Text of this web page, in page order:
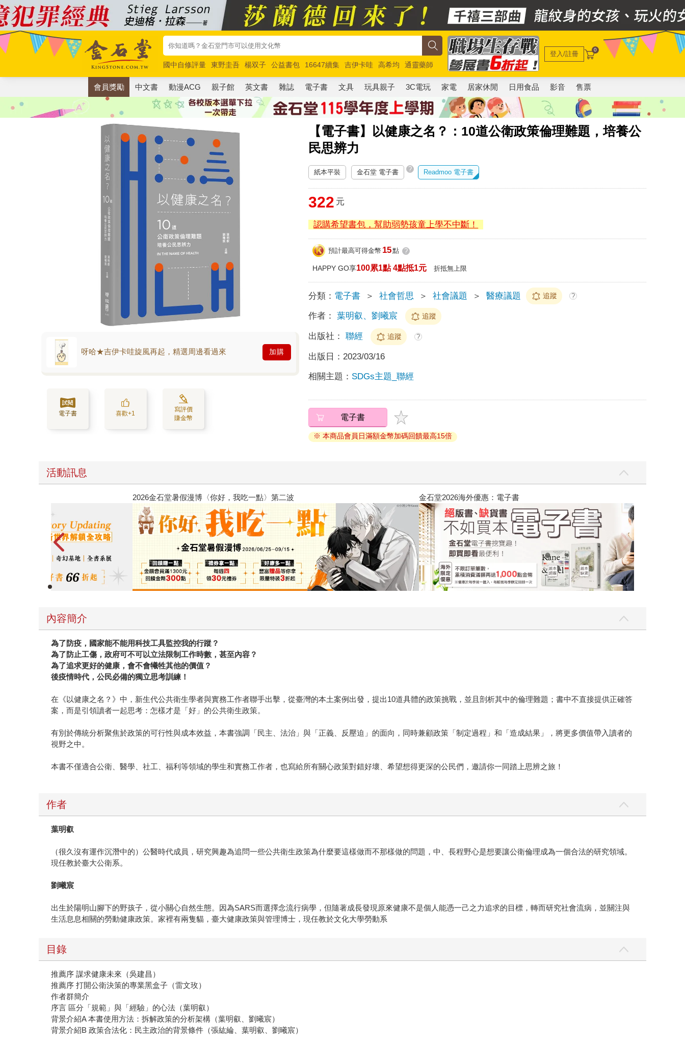
國中自修評量 東野圭吾 楊双子 公益書包 16647續集 吉伊卡哇 高希均
通靈藥師
唯紅花綻放
奧德賽 路邊攤新作 馬斯克 玩具總動員5 超慢跑
登入/註冊 0
會員獎勵 中文書 動漫ACG 親子館 英文書 雜誌 電子書 文具 玩具親子 3C電玩 家電 居家休閒 日用食品 影音 售票
【電子書】以健康之名？：10道公衛政策倫理難題，培養公
民思辨力
呀哈★吉伊卡哇旋風再起，精選周邊看過來 加購
電子書 喜歡+1
寫評價
賺金幣
紙本平裝 金石堂 電子書 ? Readmoo 電子書
322 元
認購希望書包，幫助弱勢孩童上學不中斷！
預計最高可得金幣 15點 ?
HAPPY GO享100累1點 4點抵1元 折抵無上限
分類： 電子書 ＞ 社會哲思 ＞ 社會議題 ＞ 醫療議題 追蹤 ?
作者： 葉明叡、劉曦宸 追蹤
出版社： 聯經 追蹤 ?
出版日： 2023/03/16
相關主題： SDGs主題_聯經
電子書
※ 本商品會員日滿額金幣加碼回饋最高15倍
活動訊息
春光ｘ奇幻基地｜全書系展 2026金石堂暑假漫博〈你好，我吃一點〉第二波
內容簡介
為了防疫，國家能不能用科技工具監控我的行蹤？
為了防止工傷，政府可不可以立法限制工作時數，甚至內容？
為了追求更好的健康，會不會犧牲其他的價值？
後疫情時代，公民必備的獨立思考訓練！
在《以健康之名？》中，新生代公共衛生學者與實務工作者聯手出擊，從臺灣的本土案例出發，提出10道具體的政策挑戰，並且剖析其中的倫理難題；書中不直接提供正確答
案，而是引領讀者一起思考：怎樣才是「好」的公共衛生政策。
有別於傳統分析聚焦於政策的可行性與成本效益，本書強調「民主、法治」與「正義、反壓迫」的面向，同時兼顧政策「制定過程」和「造成結果」，將更多價值帶入讀者的
視野之中。
本書不僅適合公衛、醫學、社工、福利等領域的學生和實務工作者，也寫給所有關心政策對錯好壞、希望想得更深的公民們，邀請你一同踏上思辨之旅！
作者
葉明叡
（很久沒有運作沉潛中的）公醫時代成員，研究興趣為追問一些公共衛生政策為什麼要這樣做而不那樣做的問題，中、長程野心是想要讓公衛倫理成為一個合法的研究領域。
現任教於臺大公衛系。
劉曦宸
出生於陽明山腳下的野孩子，從小關心自然生態。因為SARS而選擇念流行病學，但隨著成長發現原來健康不是個人能憑一己之力追求的目標，轉而研究社會流病，並關注與
生活息息相關的勞動健康政策。家裡有兩隻貓，臺大健康政策與管理博士，現任教於文化大學勞動系
目錄
推薦序 謀求健康未來（吳建昌）
推薦序 打開公衛決策的專業黑盒子（雷文玫）
作者群簡介
序言 區分「規範」與「經驗」的心法（葉明叡）
背景介紹A 本書使用方法：拆解政策的分析架構（葉明叡、劉曦宸）
背景介紹B 政策合法化：民主政治的背景條件（張紘綸、葉明叡、劉曦宸）